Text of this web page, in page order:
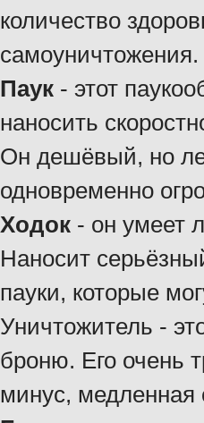
количество
самоуничтожения.
Паук - этот
наносить
Он дешёвый, но
одновременно
Ходок - он умеет
Наносит
пауки, которые
Уничтожитель -
броню. Его очень
минус, медленная